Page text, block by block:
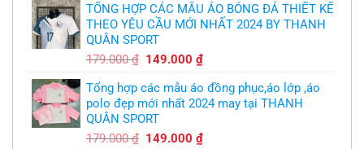
là:
350.000 ₫.
tại
là:
TỔNG HỢP CÁC MẪU ÁO BÓNG ĐÁ THIẾT KẾ
THEO YÊU CẦU MỚI NHẤT 2024 BY THANH
QUÂN SPORT
179.000₫ Giá
là:
179.000 ₫.
149.000₫Giá
tại
là:
Tổng hợp các mẫu áo đồng phục,áo lớp ,áo
polo đẹp mới nhất 2024 may tại THANH
QUÂN SPORT
179.000₫ Giá
149.000₫Giá